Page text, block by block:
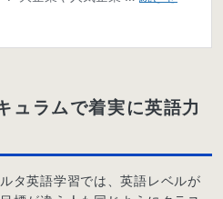
ュラムで着実に英語力
タ英語学習では、英語レベルが